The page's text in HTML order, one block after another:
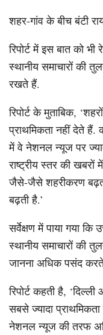
शहर-गांव के बीच बंटी
रिपोर्ट में इस बात को
स्थानीय समाचारों की
रखते हैं.
रिपोर्ट के मुताबिक,
प्राथमिकता नहीं देते
में वे नेशनल न्यूज पर
राष्ट्रीय स्तर की
जैसे-जैसे शहरीकरण
बढ़ती है.’
सर्वेक्षण में पाया गया कि
स्थानीय समाचारों की
जानना अधिक पसंद
रिपोर्ट कहती है,
सबसे ज्यादा
नेशनल न्यूज की तरफ